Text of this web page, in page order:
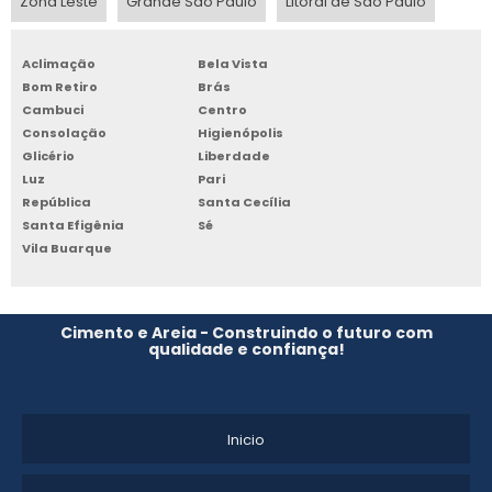
MICROCIMENTO PISO RADIANTE
MICROCIMENTO PREÇO METRO QUADRADO
CIMENTO POLIMÉRICO PARA IMPERMEABILIZAÇÃO
MICROCIMENTO IMPERMEABILIZAÇÃO
MICROCIMENTO QUANTO CUSTA
Aclimação
Bela Vista
Bom Retiro
Brás
Cambuci
Centro
Consolação
Higienópolis
Glicério
Liberdade
Luz
Pari
República
Santa Cecília
Santa Efigênia
Sé
Vila Buarque
Cimento e Areia - Construindo o futuro com
qualidade e confiança!
Inicio